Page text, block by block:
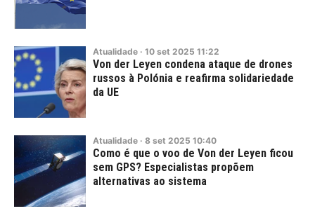
Atualidade · 10 set 2025 11:22
Von der Leyen condena ataque de drones
russos à Polónia e reafirma solidariedade
da UE
Atualidade · 8 set 2025 10:40
Como é que o voo de Von der Leyen ficou
sem GPS? Especialistas propõem
alternativas ao sistema